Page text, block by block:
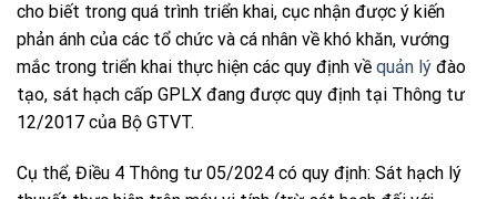
cho biết trong quá trình triển khai, cục nhận được ý kiến
phản ánh của các tổ chức và cá nhân về khó khăn, vướng
mắc trong triển khai thực hiện các quy định về quản lý đào
tạo, sát hạch cấp GPLX đang được quy định tại Thông tư
12/2017 của Bộ GTVT.
Cụ thể, Điều 4 Thông tư 05/2024 có quy định: Sát hạch lý